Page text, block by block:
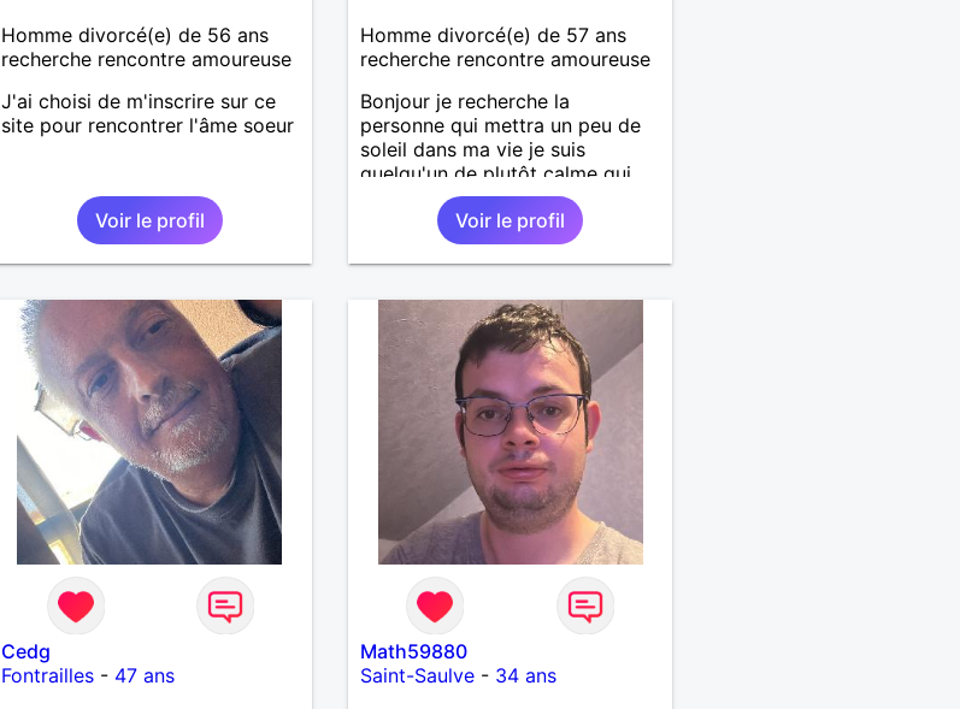
Homme divorcé(e) de 56 ans
recherche rencontre amoureuse
J'ai choisi de m'inscrire sur ce
site pour rencontrer l'âme soeur
Voir le profil
Homme divorcé(e) de 57 ans
recherche rencontre amoureuse
Bonjour je recherche la
personne qui mettra un peu de
soleil dans ma vie je suis
quelqu'un de plutôt calme qui
aime les choses simples sans
prise de tête, simplement
partager de belles choses avec
une personne qui me ressemble
Voir le profil
Cedg
Fontrailles- 47 ans
Math59880
Saint-Saulve - 34 ans